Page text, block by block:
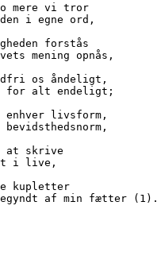
mere vi tror
i egne ord,
forstås
livets mening opnås,
os åndeligt,
for alt endeligt;
livsform,
bevidsthedsnorm,
at skrive
i live,
kupletter
begyndt af min fætter (1).